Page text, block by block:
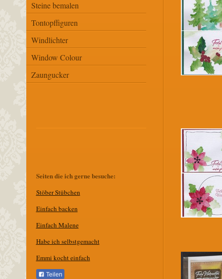
Steine bemalen
Tontopffiguren
Windlichter
Window Colour
Zaungucker
Seiten die ich gerne besuche:
Stöber Stübchen
Einfach backen
Einfach Malene
Habe ich selbstgemacht
Emmi kocht einfach
Teilen